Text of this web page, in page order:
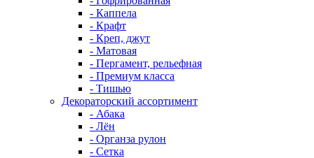
- Каппела
- Крафт
- Креп, джут
- Матовая
- Пергамент, рельефная
- Премиум класса
- Тишью
Декораторский ассортимент
- Абака
- Лён
- Органза рулон
- Сетка